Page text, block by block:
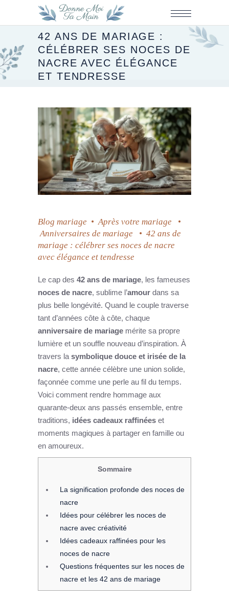
42 ANS DE MARIAGE :
CÉLÉBRER SES NOCES DE
NACRE AVEC ÉLÉGANCE
ET TENDRESSE
Blog mariage •Après votre mariage
•
Anniversaires de mariage
• 42 ans de
mariage : célébrer ses noces de nacre
avec élégance et tendresse
Le cap des 42 ans de mariage, les fameuses
noces de nacre, sublime l’amour dans sa
plus belle longévité. Quand le couple traverse
tant d’années côte à côte, chaque
anniversaire de mariage mérite sa propre
lumière et un souffle nouveau d’inspiration. À
travers lasymbolique douce et irisée de la
nacre, cette année célèbre une union solide,
façonnée comme une perle au fil du temps.
Voici comment rendre hommage aux
quarante-deux ans passés ensemble, entre
traditions, idées cadeaux raffinées et
moments magiques à partager en famille ou
en amoureux.
Sommaire
La signification profonde des noces de
nacre
Idées pour célébrer les noces de
nacre avec créativité
Idées cadeaux raffinées pour les
noces de nacre
Questions fréquentes sur les noces de
nacre et les 42 ans de mariage